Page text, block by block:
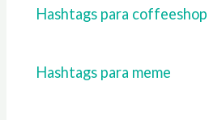
Hashtags para coffeeshop
Hashtags para meme